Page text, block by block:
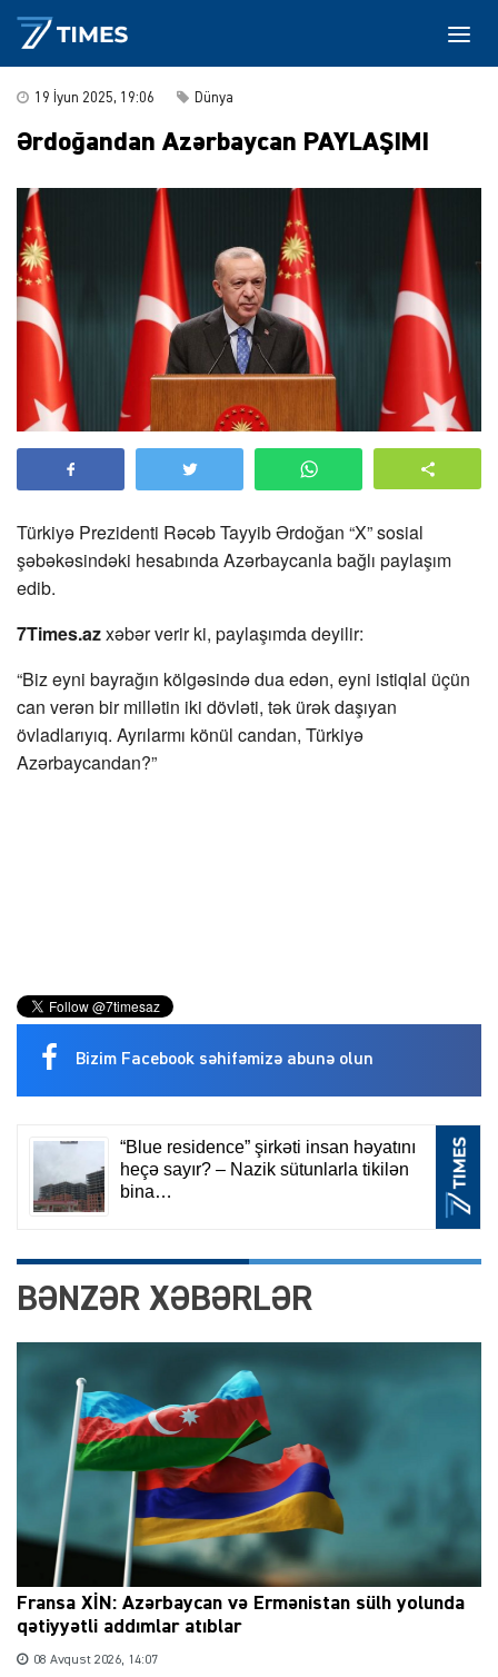
19 İyun 2025, 19:06 Dünya
Ərdoğandan Azərbaycan PAYLAŞIMI
Türkiyə Prezidenti Rəcəb Tayyib Ərdoğan “X” sosial
şəbəkəsindəki hesabında Azərbaycanla bağlı paylaşım
edib.
7Times.azxəbər verir ki, paylaşımda deyilir:
“Biz eyni bayrağın kölgəsində dua edən, eyni istiqlal üçün
can verən bir millətin iki dövləti, tək ürək daşıyan
övladlarıyıq. Ayrılarmı könül candan, Türkiyə
Azərbaycandan?”
Bizim Facebook səhifəmizə abunə olun
BƏNZƏR XƏBƏRLƏR
Fransa XİN: Azərbaycan və Ermənistan sülh yolunda
qətiyyətli addımlar atıblar
08 Avqust 2026, 14:07